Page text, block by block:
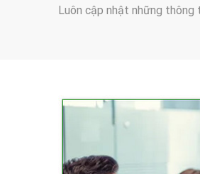
Luôn cập nhật những thông